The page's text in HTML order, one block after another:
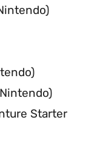
Starter